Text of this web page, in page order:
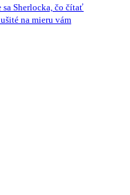
sa Sherlocka, čo čítať
na mieru vám